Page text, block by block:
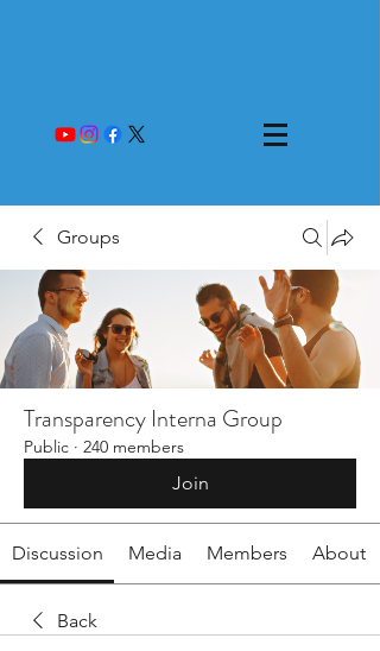
Groups
Transparency Interna Group
Public · 240 members
Join
Discussion Media Members About
Back